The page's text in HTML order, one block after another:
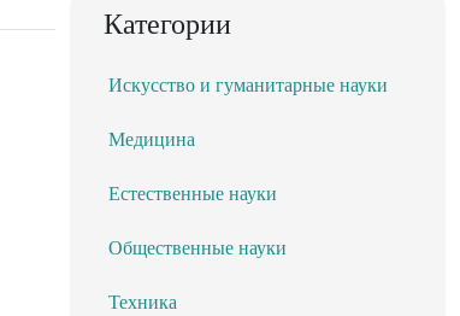
Категории
Искусство и гуманитарные науки
Медицина
Естественные науки
Общественные науки
Техника